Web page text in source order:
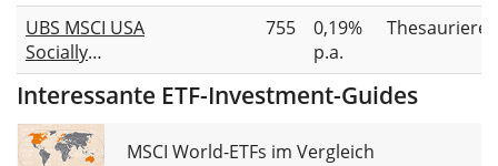
Equity UCITS
ETF USD
UBS MSCI USA
Socially
Responsible
UCITS ETF USD
acc
755
0,19%
p.a.
Interessante ETF-Investment-Guides
MSCI World-ETFs im Vergleich